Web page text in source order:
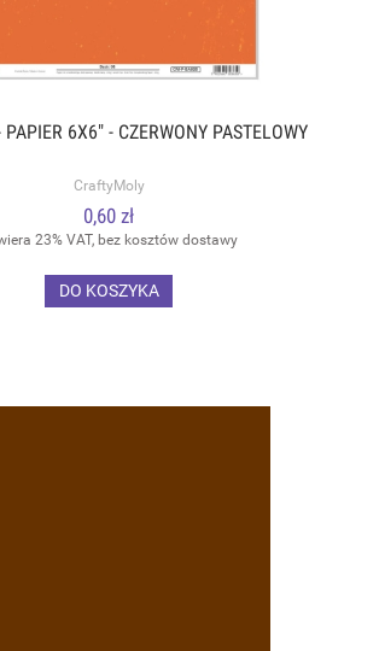
6X6" - CZERWONY PASTELOWY
CraftyMoly
0,60 zł
23% VAT, bez kosztów dostawy
DO KOSZYKA